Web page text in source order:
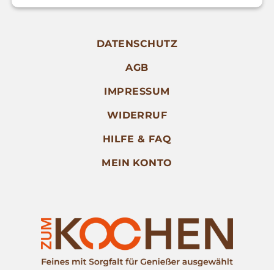
DATENSCHUTZ
AGB
IMPRESSUM
WIDERRUF
HILFE & FAQ
MEIN KONTO